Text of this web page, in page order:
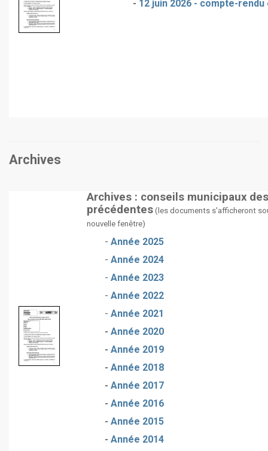
- 12 juin 2026 - compte-
Archives
Archives : conseils municipaux
précédentes (les documents s'afficheront
nouvelle fenêtre)
- Année 2025
- Année 2024
- Année 2023
- Année 2022
- Année 2021
- Année 2020
- Année 2019
- Année 2018
- Année 2017
- Année 2016
- Année 2015
- Année 2014